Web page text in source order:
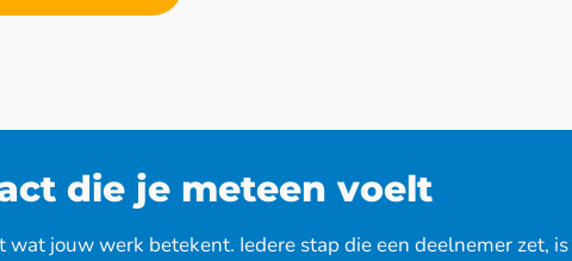
die je meteen voelt
wat jouw werk betekent. Iedere stap die een deelnemer zet,